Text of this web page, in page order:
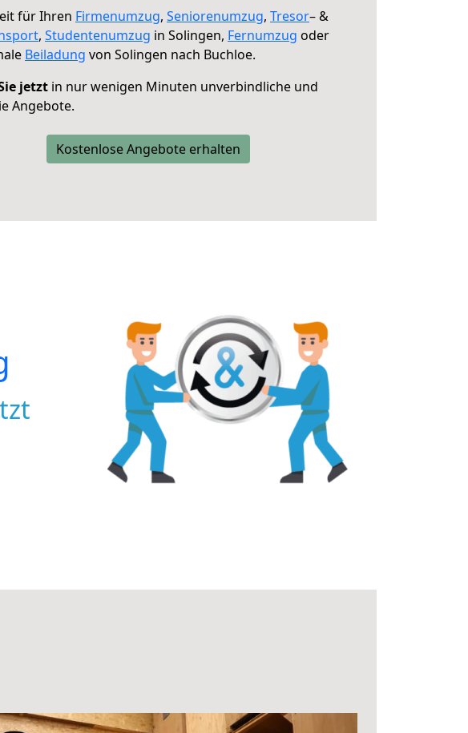
für Ihren Firmenumzug, Seniorenumzug, Tresor– &
, Studentenumzug in Solingen, Fernumzug oder
Beiladung von Solingen nach Buchloe.
jetzt in nur wenigen Minuten unverbindliche und
Angebote.
Kostenlose Angebote erhalten